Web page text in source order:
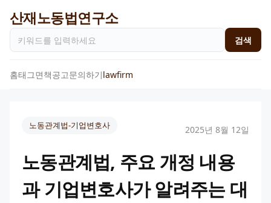
산재노동법연구소
검색
홈태그면책공고문의하기lawfirm
노동관계법-기업변호사 2025년 8월 12일
노동관계법, 주요 개정 내용
과 기업변호사가 알려주는 대